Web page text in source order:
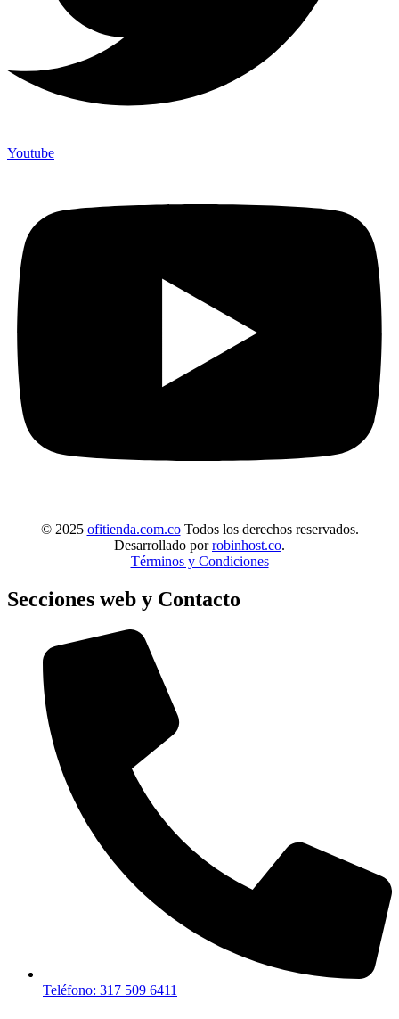
Youtube
© 2025 ofitienda.com.coTodos los derechos reservados.
Desarrollado porrobinhost.co.
Términos y Condiciones
Secciones web y Contacto
Teléfono: 317 509 6411